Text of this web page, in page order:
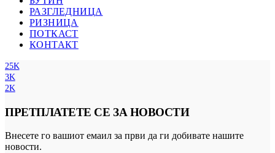
РАЗГЛЕДНИЦА
РИЗНИЦА
ПОТКАСТ
КОНТАКТ
25K
3K
2K
ПРЕТПЛАТЕТЕ СЕ ЗА НОВОСТИ
Внесете го вашиот емаил за први да ги добивате нашите
новости.